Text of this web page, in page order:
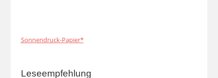
Sonnendruck-Papier*
Leseempfehlung